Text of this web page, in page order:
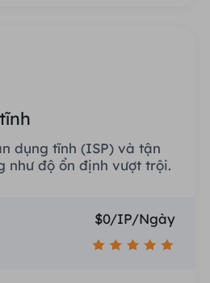
dụng tĩnh (ISP) và tận
như độ ổn định vượt trội.
$0/IP/Ngày